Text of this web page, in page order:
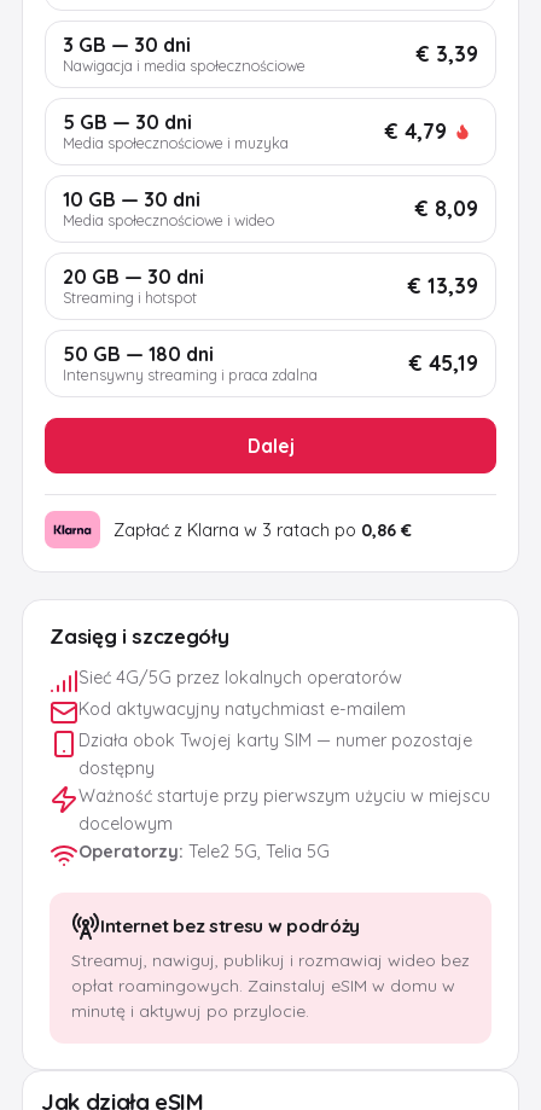
Zasięg i szczegóły
Sieć 4G/5G przez lokalnych operatorów
Kod aktywacyjny natychmiast e-mailem
Działa obok Twojej karty SIM — numer pozostaje
dostępny
Ważność startuje przy pierwszym użyciu w miejscu
docelowym
Operatorzy: Tele2 5G, Telia 5G
Internet bez stresu w podróży
Streamuj, nawiguj, publikuj i rozmawiaj wideo bez
opłat roamingowych. Zainstaluj eSIM w domu w
minutę i aktywuj po przylocie.
Jak działa eSIM
3 GB — 30 dni
Nawigacja i media społecznościowe € 3,39
5 GB — 30 dni
Media społecznościowe i muzyka € 4,79
10 GB — 30 dni
Media społecznościowe i wideo € 8,09
20 GB — 30 dni
Streaming i hotspot € 13,39
50 GB — 180 dni
Intensywny streaming i praca zdalna € 45,19
Dalej
Zapłać z Klarna w 3 ratach po 0,86 €